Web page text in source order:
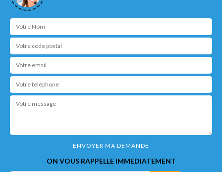
ON VOUS RAPPELLE IMMEDIATEMENT